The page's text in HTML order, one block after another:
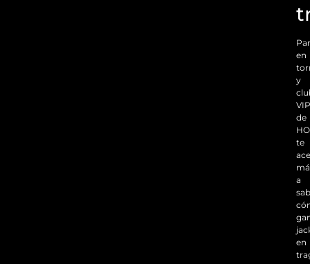
en
y
VIP
de
te
a
en